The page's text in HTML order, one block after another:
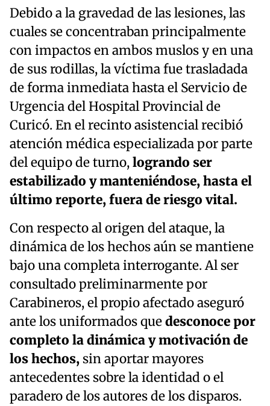
Debido a la gravedad de las lesiones, las
cuales se concentraban principalmente
con impactos en ambos muslos y en una
de sus rodillas, la víctima fue trasladada
de forma inmediata hasta el Servicio de
Urgencia del Hospital Provincial de
Curicó. En el recinto asistencial recibió
atención médica especializada por parte
del equipo de turno,logrando ser
estabilizado y manteniéndose, hasta el
último reporte, fuera de riesgo vital.
Con respecto al origen del ataque, la
dinámica de los hechos aún se mantiene
bajo una completa interrogante. Al ser
consultado preliminarmente por
Carabineros, el propio afectado aseguró
ante los uniformados quedesconoce por
completo la dinámica y motivación de
los hechos, sin aportar mayores
antecedentes sobre la identidad o el
paradero de los autores de los disparos.